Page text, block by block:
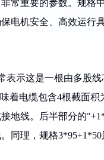
常重要的参数。规格
电机安全、高效运行
表示这是一根由多股
着电缆包含4根截面
地线。后半部分的
同理，规格